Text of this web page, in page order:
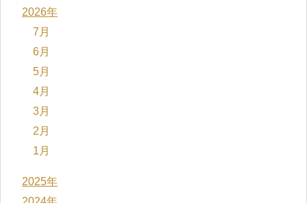
2026年
7月
6月
5月
4月
3月
2月
1月
2025年